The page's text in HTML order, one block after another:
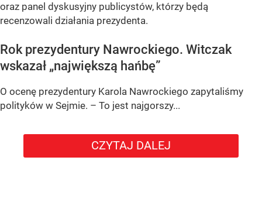
oraz panel dyskusyjny publicystów, którzy będą
recenzowali działania prezydenta.
Rok prezydentury Nawrockiego. Witczak
wskazał „największą hańbę”
O ocenę prezydentury Karola Nawrockiego zapytaliśmy
polityków w Sejmie. – To jest najgorszy...
CZYTAJ DALEJ